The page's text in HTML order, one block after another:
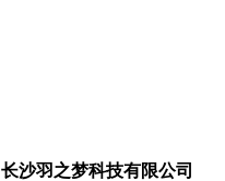
长沙羽之梦科技有限公司